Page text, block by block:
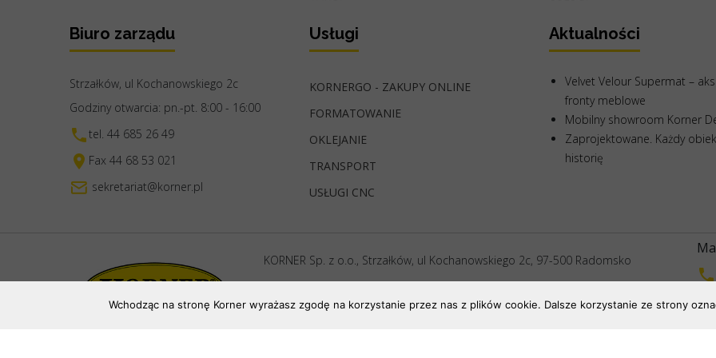
Biuro zarządu
Strzałków, ul Kochanowskiego 2c
Godziny otwarcia: pn.-pt. 8:00 - 16:00
tel. 44 685 26 49
Fax 44 68 53 021
sekretariat@korner.pl
Usługi
KORNERGO - ZAKUPY ONLINE
FORMATOWANIE
OKLEJANIE
TRANSPORT
USŁUGI CNC
Aktualności
Velvet Velour Supermat –
fronty meblowe
Mobilny showroom Korner
Zaprojektowane. Każdy
historię
KORNER Sp. z o.o., Strzałków, ul Kochanowskiego 2c, 97-500 Radomsko
NIP: 772-19-66-570, REGON: 590740518, KRS 0000059842
Kapitał zakładowy: 3 605 000,- zł
Wchodząc na stronę Korner wyrażasz zgodę na korzystanie przez nas z plików cookie. Dalsze korzystanie ze strony